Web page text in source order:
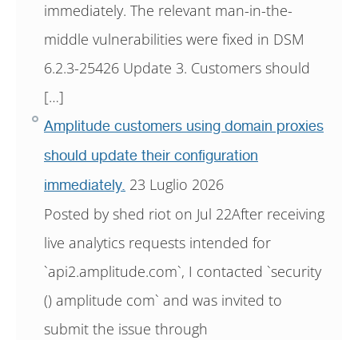
immediately. The relevant man-in-the-
middle vulnerabilities were fixed in DSM
6.2.3-25426 Update 3. Customers should
[…]
Amplitude customers using domain proxies
should update their configuration
immediately. 23 Luglio 2026
Posted by shed riot on Jul 22After receiving
live analytics requests intended for
`api2.amplitude.com`, I contacted `security
() amplitude com` and was invited to
submit the issue through